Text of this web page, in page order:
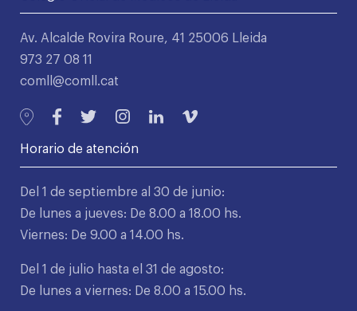
Av. Alcalde Rovira Roure, 41 25006 Lleida
973 27 08 11
comll@comll.cat
Horario de atención
Del 1 de septiembre al 30 de junio:
De lunes a jueves: De 8.00 a 18.00 hs.
Viernes: De 9.00 a 14.00 hs.
Del 1 de julio hasta el 31 de agosto:
De lunes a viernes: De 8.00 a 15.00 hs.